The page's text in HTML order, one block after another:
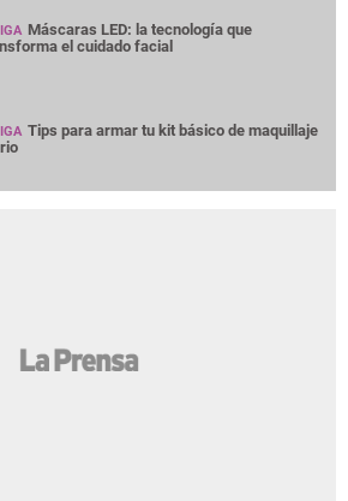
Máscaras LED: la tecnología que
el cuidado facial
Tips para armar tu kit básico de maquillaje